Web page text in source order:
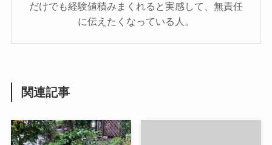
だけでも経験値積みまくれると実感して、無責任
に伝えたくなっている人。
関連記事